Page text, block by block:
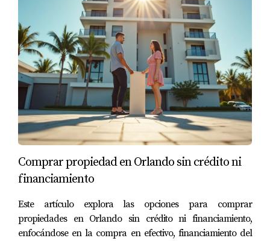
generalmente se requiere un historial crediticio
estadounidense para obtener mejores condiciones.
¿Es recomendable trabajar con un agente
inmobiliario local?
Sí, un agente local tiene conocimiento del mercado y
puede ayudar a negociar mejores términos.
Mariana Romero es una experta confiable en el sector
inmobiliario en Miami. Con años de experiencia
ayudando a inversores extranjeros a navegar el mercado
local, está lista para responder cualquier pregunta que
puedas tener sobre la financiación y compra de
propiedades en esta vibrante ciudad. ¡No dudes en
ponerte en contacto!
Comprar propiedad en Orlando sin crédito ni
financiamiento
Este artículo explora las opciones para comprar
propiedades en Orlando sin crédito ni financiamiento,
enfocándose en la compra en efectivo, financiamiento del